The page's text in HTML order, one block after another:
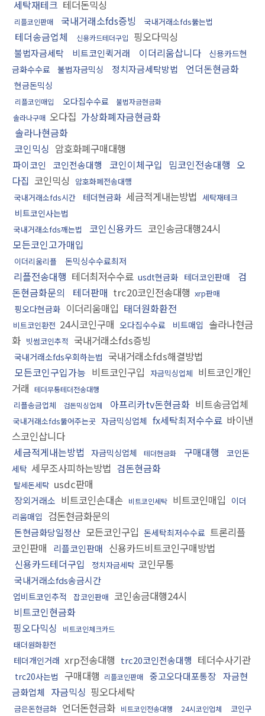
세탁재테크 테더돈믹싱
리플코인판매 국내거래소fds증빙 국내거래소fds뚫는법
테더송금업체 신용카드테더구입 핑오다믹싱
불법자금세탁 비트코인퀵거래 이더리움삽니다
신용카드현
금화수수료
불법자금믹싱 정치자금세탁방법 언더돈현금화
현금돈믹싱
리플코인매입 오다집수수료
불법자금현금화
솔라나구매 오다집 가상화폐자금현금화
솔라나현금화
코인믹싱 암호화폐구매대행
파이코인 코인전송대행 코인이체구입 밈코인전송대행 오
다집 코인믹싱
암호화폐전송대행
국내거래소fds시간
테더현금화 세금적게내는방법 세탁재테크
비트코인사는법
국내거래소fds깨는법 코인신용카드 코인송금대행24시
모든코인고가매입
이더리움리플 돈믹싱수수료최저
리플전송대행 테더최저수수료 usdt현금화 테더코인판매
검
돈현금화문의
테더판매 trc20코인전송대행 xrp판매
핑오다현금화 이더리움매입 태더원화환전
비트코인환전 24시코인구매 오다집수수료 비트매입 솔라나현금
화 빗썸코인추적 국내거래소fds증빙
국내거래소fds우회하는법 국내거래소fds해결방법
모든코인구입가능 비트코인구입 자금믹싱업체 비트코인개인
거래 테더무통테더전송대행
리플송금업체 검돈믹싱업체 아프리카tv돈현금화 비트송금업체
국내거래소fds뚫어주는곳 자금믹싱업체 fx세탁최저수수료 바이낸
스코인삽니다
세금적게내는방법
자금믹싱업체 테더현금화 구매대행
코인돈
세탁 세무조사피하는방법 검돈현금화
탈세돈세탁 usdc판매
장외거래소 비트코인손대손 비트코인세탁 비트코인매입 이더
리움매입 검돈현금화문의
돈현금화당일정산 모든코인구입 돈세탁최저수수료 트론리플
코인판매
리플코인판매 신용카드비트코인구매방법
신용카드테더구입
정치자금세탁 코인무통
국내거래소fds송금시간
업비트코인추적 잡코인판매 코인송금대행24시
비트코인현금화
핑오다믹싱
비트코인체크카드
태더원화환전
테더개인거래 xrp전송대행 trc20코인전송대행 테더수사기관
trc20사는법 구매대행 리플코인판매 중고오다대포통장 자금현
금화업체 자금믹싱 핑오다세탁
금은돈현금화 언더돈현금화 비트코인전송대행 24시코인업체
코인구